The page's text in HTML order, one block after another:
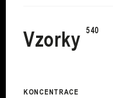
Vzorky
KONCENTRACE